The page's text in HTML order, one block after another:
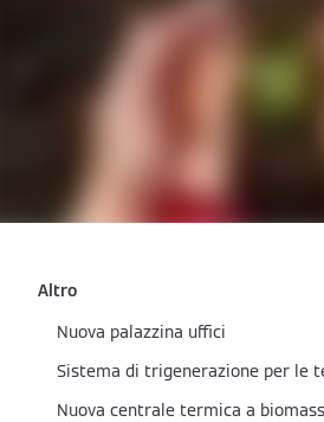
Altro
Nuova palazzina uffici
Sistema di trigenerazione per le
Nuova centrale termica a